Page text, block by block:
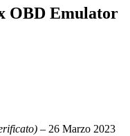
OBD Emulator
– 26 Marzo 2023